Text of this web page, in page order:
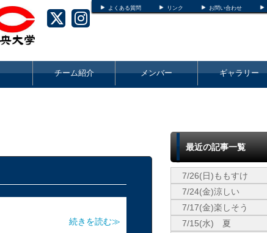
よくある質問 リンク お問い合わせ
チーム紹介 メンバー ギャラリー
続きを読む≫
最近の記事一覧
7/26(日)ももすけ
7/24(金)涼しい
7/17(金)楽しそう
7/15(水) 夏